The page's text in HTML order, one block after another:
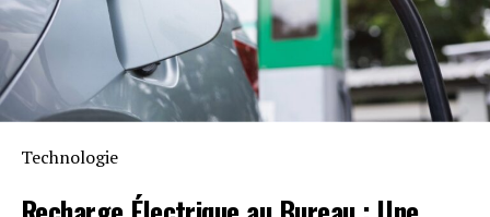
Anker SOLIX met également l’accent sur la longévité du
Solarbank 2 AC. Conçu pour supporter au moins6000
cycles de charge, cet appareil a une durée de vie
estimée dépassant quinze ans. Il est accompagné d’une
garantie fabricant décennale et possède une
intempéries tout en étant capable de fonctionner dans
des températures variant entre -20 °C et +55 °C.
Technologie